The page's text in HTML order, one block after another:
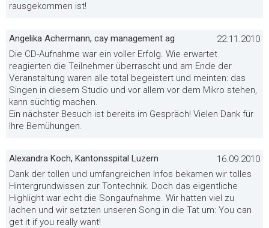
rausgekommen ist!
Angelika Achermann, cay management ag
22.11.2010
Die CD-Aufnahme war ein voller Erfolg. Wie erwartet
reagierten die Teilnehmer überrascht und am Ende der
Veranstaltung waren alle total begeistert und meinten: das
Singen in diesem Studio und vor allem vor dem Mikro stehen,
kann süchtig machen.
Ein nächster Besuch ist bereits im Gespräch! Vielen Dank für
Ihre Bemühungen.
Alexandra Koch, Kantonsspital Luzern
16.09.2010
Dank der tollen und umfangreichen Infos bekamen wir tolles
Hintergrundwissen zur Tontechnik. Doch das eigentliche
Highlight war echt die Songaufnahme. Wir hatten viel zu
lachen und wir setzten unseren Song in die Tat um: You can
get it if you really want!